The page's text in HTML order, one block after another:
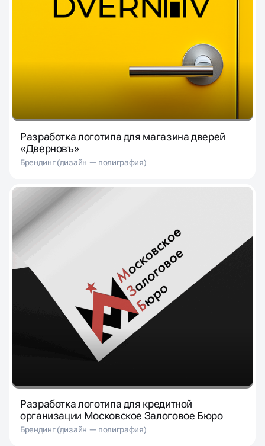
Разработка логотипа для магазина дверей
«Дверновъ»
Брендинг (дизайн — полиграфия)
Разработка логотипа для кредитной
организации Московское Залоговое Бюро
Брендинг (дизайн — полиграфия)